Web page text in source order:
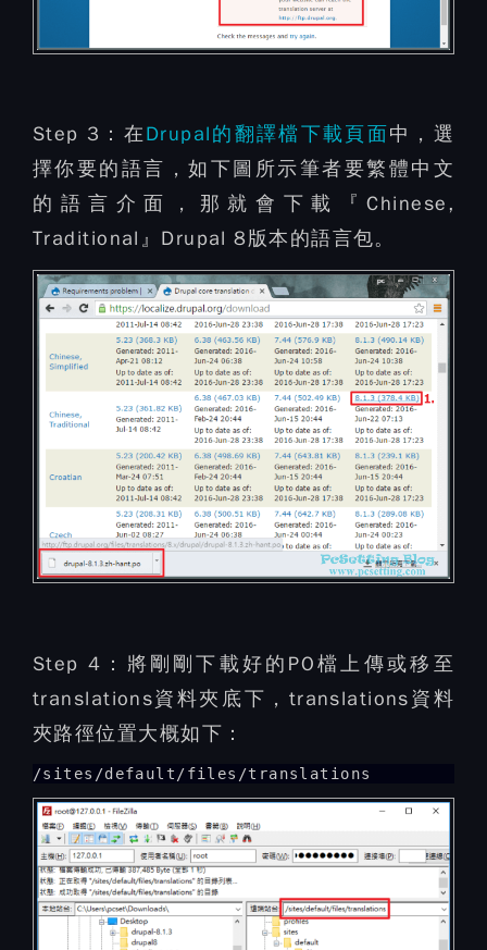
Step 3： 在Drupal的翻譯檔下載頁面中，選
擇你要的語言，如下圖所示筆者要繁體中文
的語言介面，那就會下載『Chinese,
Traditional』Drupal 8版本的語言包。
Step 4： 將剛剛下載好的PO檔上傳或移至
translations資料夾底下，translations資料
夾路徑位置大概如下：
/sites/default/files/translations